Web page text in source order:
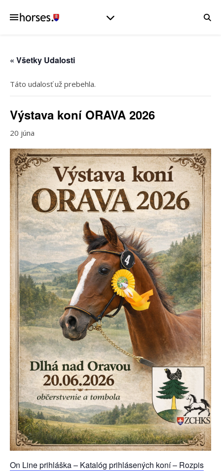
« Všetky Udalosti
Táto udalosť už prebehla.
Výstava koní ORAVA 2026
20 júna
On Line prihláška – Katalóg prihlásených koní – Rozpis